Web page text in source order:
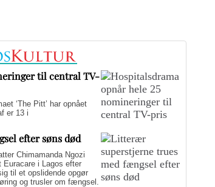
til central TV-
‘The Pitt’ har opnået
er 13 i
efter søns død
Chimamanda Ngozi
i Lagos efter
til et opslidende opgør
og trusler om fængsel.